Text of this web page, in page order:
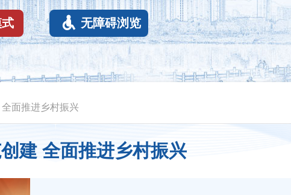
 无障碍浏览
面推进乡村振兴
建 全面推进乡村振兴